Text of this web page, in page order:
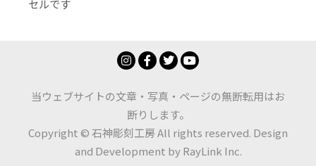
セルです
当ウェブサイトの文章・写真・ページの無断転用はお
断りします。
Copyright © 石神彫刻工房 All rights reserved. Design
and Development byRayLink Inc.